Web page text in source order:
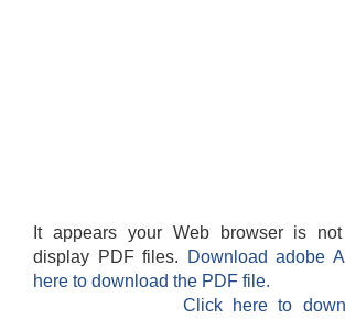
It appears your Web browser is
display PDF files.
Download adobe
here to download the PDF file.
Click here to